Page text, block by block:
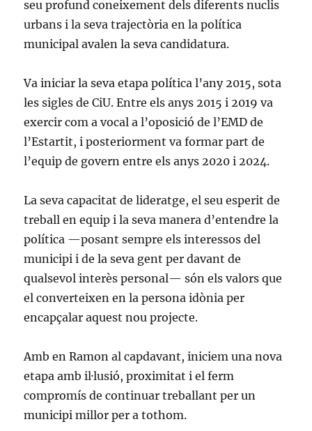
seu profund coneixement dels diferents nuclis
urbans i la seva trajectòria en la política
municipal avalen la seva candidatura.
Va iniciar la seva etapa política l’any 2015, sota
les sigles de CiU. Entre els anys 2015 i 2019 va
exercir com a vocal a l’oposició de l’EMD de
l’Estartit, i posteriorment va formar part de
l’equip de govern entre els anys 2020 i 2024.
La seva capacitat de lideratge, el seu esperit de
treball en equip i la seva manera d’entendre la
política —posant sempre els interessos del
municipi i de la seva gent per davant de
qualsevol interès personal— són els valors que
el converteixen en la persona idònia per
encapçalar aquest nou projecte.
Amb en Ramon al capdavant, iniciem una nova
etapa amb il·lusió, proximitat i el ferm
compromís de continuar treballant per un
municipi millor per a tothom.